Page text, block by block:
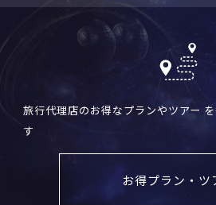
旅行代理店のお得なプランやツアー
す
お得プラン・ツ